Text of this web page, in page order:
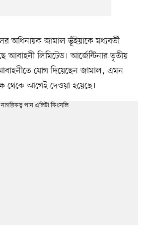
অধিনায়ক জামাল ভূঁইয়াকে মধ্যবর্তী
আবাহনী লিমিটেড। আর্জেন্টিনার তৃতীয়
যোগ দিয়েছেন জামাল, এমন
থেকে আগেই দেওয়া হয়েছে।